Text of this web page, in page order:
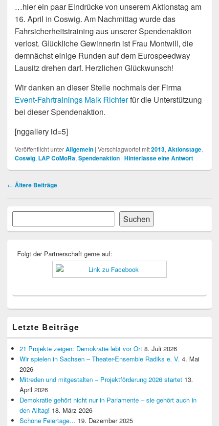
…hier ein paar Eindrücke von unserem Aktionstag am
16. April in Coswig. Am Nachmittag wurde das
Fahrsicherheitstraining aus unserer Spendenaktion
verlost. Glückliche Gewinnerin ist Frau Montwill, die
demnächst einige Runden auf dem Eurospeedway
Lausitz drehen darf. Herzlichen Glückwunsch!
Wir danken an dieser Stelle nochmals der Firma
Event-Fahrtrainings Maik Richterfür die Unterstützung
bei dieser Spendenaktion.
[nggallery id=5]
Veröffentlicht unterAllgemein | Verschlagwortet mit2013, Aktionstage,
Coswig, LAP CoMoRa, Spendenaktion | Hinterlasse eine Antwort
Beitragsnavigation
← Ältere Beiträge
Primärer
Widgetbereich
Suchen
Folgt der Partnerschaft gerne auf:
Letzte Beiträge
21 Projekte zeigen: Demokratie lebt vor Ort 8. Juli 2026
Wir spielen in Sachsen – Theater-Ensemble Radiks e. V. 4. Mai
2026
Mitreden und mitgestalten – Projektförderung 2026 startet 13.
April 2026
Demokratie gehört nicht nur in Parlamente – sie gehört auch in
den Alltag! 18. März 2026
Schöne Feiertage… 19. Dezember 2025